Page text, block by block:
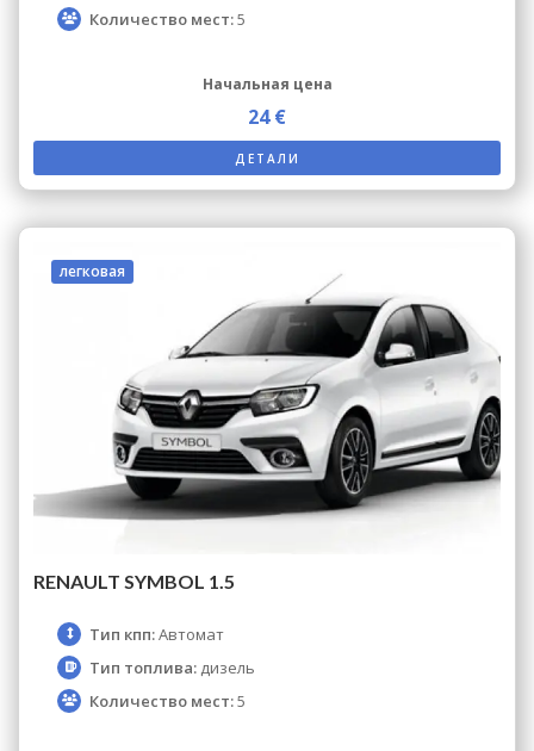
Количество мест:5
Начальная цена
24 €
ДЕТАЛИ
легковая
RENAULT SYMBOL 1.5
Тип кпп:Автомат
Тип топлива: дизель
Количество мест:5